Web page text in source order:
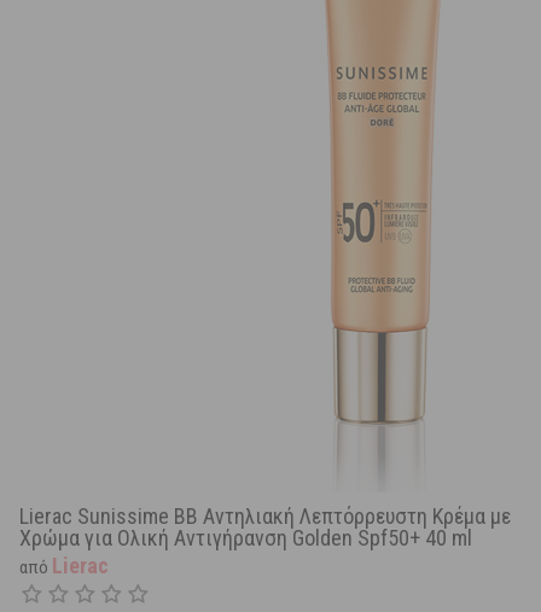
Lierac Sunissime BB Αντηλιακή Λεπτόρρευστη Κρέμα με
Χρώμα για Ολική Αντιγήρανση Golden Spf50+ 40 ml
από Lierac